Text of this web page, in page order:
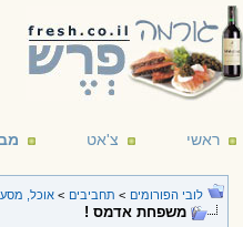
ראשי צ'אט
לובי הפורומים > תחביבים > אוכל,
משפחת אדמס !